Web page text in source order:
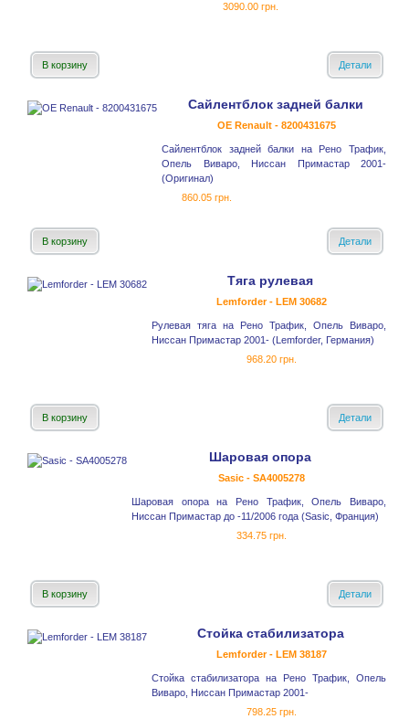
3090.00 грн.
В корзину Детали
Сайлентблок задней балки
OE Renault - 8200431675
Сайлентблок задней балки на Рено Трафик,
Опель Виваро, Ниссан Примастар 2001-
(Оригинал)
860.05 грн.
В корзину Детали
Тяга рулевая
Lemforder - LEM 30682
Рулевая тяга на Рено Трафик, Опель Виваро,
Ниссан Примастар 2001- (Lemforder, Германия)
968.20 грн.
В корзину Детали
Шаровая опора
Sasic - SA4005278
Шаровая опора на Рено Трафик, Опель Виваро,
Ниссан Примастар до -11/2006 года (Sasic, Франция)
334.75 грн.
В корзину Детали
Стойка стабилизатора
Lemforder - LEM 38187
Стойка стабилизатора на Рено Трафик, Опель
Виваро, Ниссан Примастар 2001-
798.25 грн.